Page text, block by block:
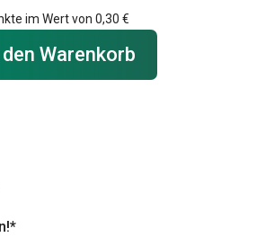
im Wert von 0,30 €
den Warenkorb